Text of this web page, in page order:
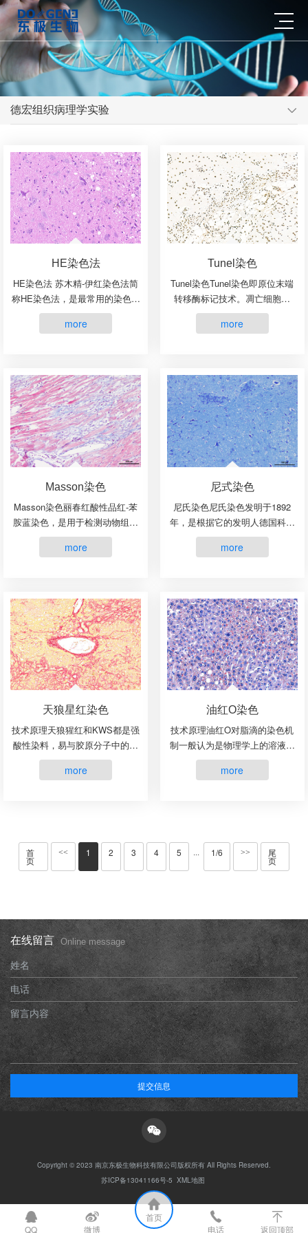
德宏组织病理学实验
HE染色法
HE染色法 苏木精-伊红染色法简
称HE染色法，是最常用的染色方
法。苏木精（hematoxylin）是阳
离子染料，能够将细胞核内的嗜
more
Tunel染色
Tunel染色Tunel染色即原位末端
转移酶标记技术。凋亡细胞的
DNA双链断裂或一条链出现缺
口，产生一系列3’-OH末端，在脱
more
Masson染色
Masson染色丽春红酸性品红-苯
胺蓝染色，是用于检测动物组织
中胶原纤维的一种染色方法之
一，能够将胶原纤维染成蓝色，
more
尼式染色
尼氏染色尼氏染色发明于1892
年，是根据它的发明人德国科学
家Franz Nissl命名的。细胞的
DNA和RNA带负电荷，这是因为
more
天狼星红染色
技术原理天狼猩红和KWS都是强
酸性染料，易与胶原分子中的碱
性基团结合，吸附牢固。偏振光
镜检查，胶原纤维有正的单轴双
more
油红O染色
技术原理油红O对脂滴的染色机
制一般认为是物理学上的溶液作
用或吸附作用，借溶液作用使脂
质染色，即油红O先溶于60%异
more
首
页
<< 1 2 3 4 5 ··· 1/6 >> 尾
页
在线留言 Online message
姓名
电话
留言内容
提交信息
Copyright © 2023 南京东极生物科技有限公司版权所有 All Rights Reserved.
苏ICP备13041166号-5 XML地图
QQ 微博
首页
电话
返回顶部